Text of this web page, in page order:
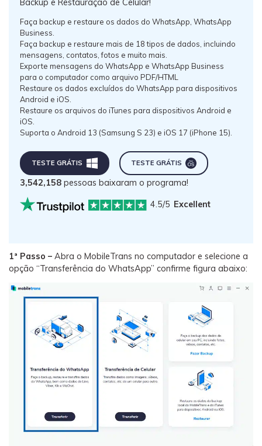
Backup e Restauração de Celular!
Faça backup e restaure os dados do WhatsApp, WhatsApp
Business.
Faça backup e restaure mais de 18 tipos de dados, incluindo
mensagens, contatos, fotos e muito mais.
Exporte mensagens do WhatsApp e WhatsApp Business
para o computador como arquivo PDF/HTML
Restaure os dados excluídos do WhatsApp para dispositivos
Android e iOS.
Restaure os arquivos do iTunes para dispositivos Android e
iOS.
Suporta o Android 13 (Samsung S 23) e iOS 17 (iPhone 15).
TESTE GRÁTIS TESTE GRÁTIS
3,542,158 pessoas baixaram o programa!
4.5/5 Excellent
1ª Passo – Abra o MobileTrans no computador e selecione a
opção “Transferência do WhatsApp” confirme figura abaixo: